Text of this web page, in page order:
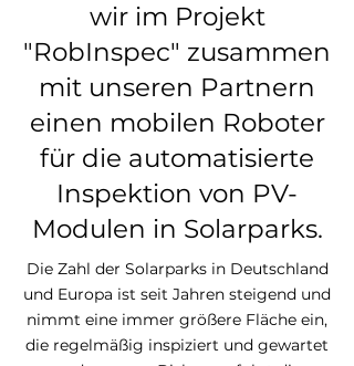
wir im Projekt
"RobInspec" zusammen
mit unseren Partnern
einen mobilen Roboter
für die automatisierte
Inspektion von PV-
Modulen in Solarparks.
Die Zahl der Solarparks in Deutschland
und Europa ist seit Jahren steigend und
nimmt eine immer größere Fläche ein,
die regelmäßig inspiziert und gewartet